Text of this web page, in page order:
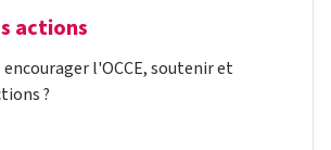
actions
l'OCCE, soutenir et
?